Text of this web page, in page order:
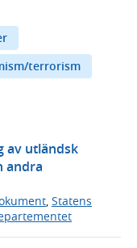
terrorism
av utländsk
andra
, Statens